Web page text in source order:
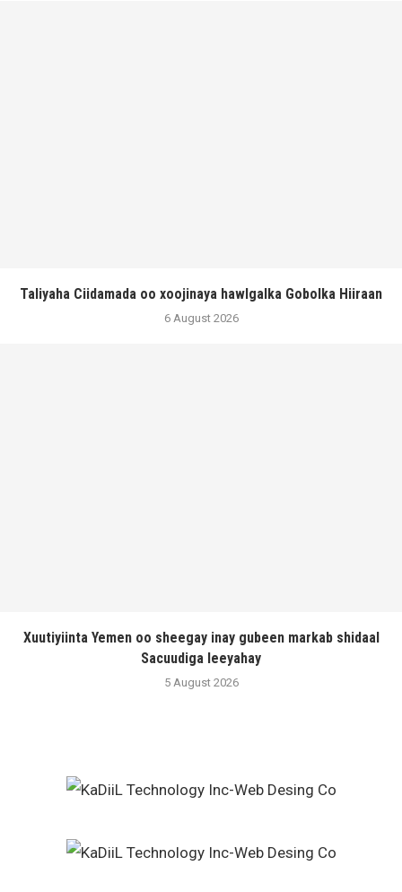
Taliyaha Ciidamada oo xoojinaya hawlgalka Gobolka Hiiraan
6 August 2026
Xuutiyiinta Yemen oo sheegay inay gubeen markab shidaal
Sacuudiga leeyahay
5 August 2026